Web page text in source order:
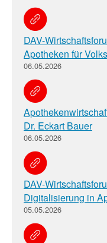
DAV-
Apotheken für
06.05.2026
Dr. Eckart Bauer
06.05.2026
DAV-
Digitalisierung in
05.05.2026